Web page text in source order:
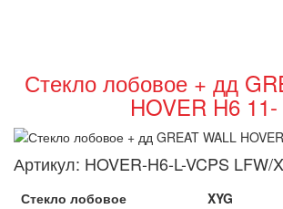
Стекло лобовое + дд
HOVER H6 11-
Артикул: HOVER-H6-L-VCPS LFW/X
Стекло лобовое
XYG